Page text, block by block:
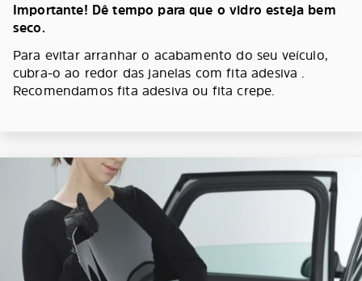
Importante! Dê tempo para que o vidro esteja bem
seco.
Para evitar arranhar o acabamento do seu veículo,
cubra-o ao redor das janelas com fita adesiva .
Recomendamos fita adesiva ou fita crepe.